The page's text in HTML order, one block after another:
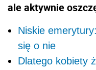
ale aktywnie
Niskie
się o nie
Dlatego kobiety